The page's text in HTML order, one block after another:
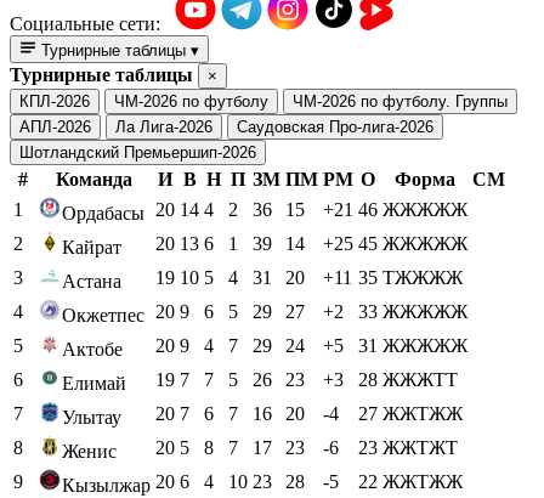
Социальные сети:
Турнирные таблицы ▾
Турнирные таблицы
×
КПЛ-2026
ЧМ-2026 по футболу
ЧМ-2026 по футболу. Группы
АПЛ-2026
Ла Лига-2026
Саудовская Про-лига-2026
Шотландский Премьершип-2026
# Команда И В Н П ЗМ ПМ РМ О Форма
СМ
1
Ордабасы 20 14 4 2 36 15 +21 46 ЖЖЖЖЖ
2
Кайрат 20 13 6 1 39 14 +25 45 ЖЖЖЖЖ
3
Астана 19 10 5 4 31 20 +11 35 ТЖЖЖЖ
4
Окжетпес 20 9 6 5 29 27 +2 33 ЖЖЖЖЖ
5
Актобе 20 9 4 7 29 24 +5 31 ЖЖЖЖЖ
6
Елимай 19 7 7 5 26 23 +3 28 ЖЖЖТТ
7
Улытау 20 7 6 7 16 20 -4 27 ЖЖТЖЖ
8
Женис 20 5 8 7 17 23 -6 23 ЖЖТЖТ
9
Кызылжар 20 6 4 10 23 28 -5 22 ЖЖТЖЖ